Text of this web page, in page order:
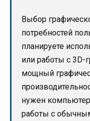
Выбор
потребностей
планируете
или работы с 3D-
мощный
нужен
работы с